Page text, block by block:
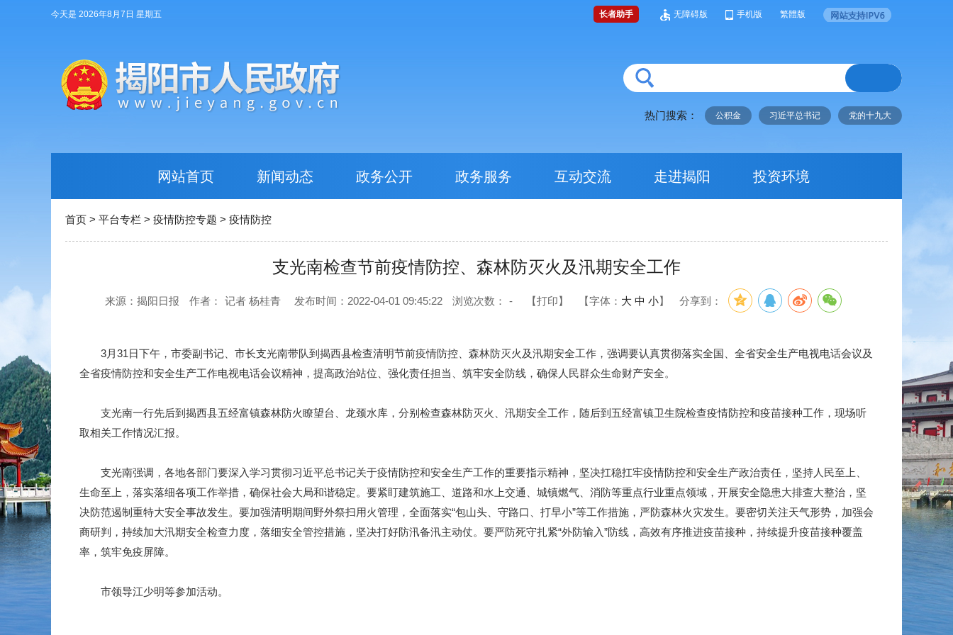
今天是 2026年8月7日 星期五 长者助手 无障碍版 手机版 繁體版
热门搜索： 公积金 习近平总书记 党的十九大
网站首页 新闻动态 政务公开 政务服务 互动交流 走进揭阳 投资环境
首页 > 平台专栏 > 疫情防控专题 > 疫情防控
支光南检查节前疫情防控、森林防灭火及汛期安全工作
来源：揭阳日报 作者： 记者 杨桂青 发布时间：2022-04-01 09:45:22 浏览次数： - 【打印】 【字体： 大 中 小】 分享到：
3月31日下午，市委副书记、市长支光南带队到揭西县检查清明节前疫情防控、森林防灭火及汛期安全工作，强调要认真贯彻落实全国、全省安全生产电视电话会议及
全省疫情防控和安全生产工作电视电话会议精神，提高政治站位、强化责任担当、筑牢安全防线，确保人民群众生命财产安全。
支光南一行先后到揭西县五经富镇森林防火瞭望台、龙颈水库，分别检查森林防灭火、汛期安全工作，随后到五经富镇卫生院检查疫情防控和疫苗接种工作，现场听
取相关工作情况汇报。
支光南强调，各地各部门要深入学习贯彻习近平总书记关于疫情防控和安全生产工作的重要指示精神，坚决扛稳扛牢疫情防控和安全生产政治责任，坚持人民至上、
生命至上，落实落细各项工作举措，确保社会大局和谐稳定。要紧盯建筑施工、道路和水上交通、城镇燃气、消防等重点行业重点领域，开展安全隐患大排查大整治，坚
决防范遏制重特大安全事故发生。要加强清明期间野外祭扫用火管理，全面落实“包山头、守路口、打早小”等工作措施，严防森林火灾发生。要密切关注天气形势，加强会
商研判，持续加大汛期安全检查力度，落细安全管控措施，坚决打好防汛备汛主动仗。要严防死守扎紧“外防输入”防线，高效有序推进疫苗接种，持续提升疫苗接种覆盖
率，筑牢免疫屏障。
市领导江少明等参加活动。